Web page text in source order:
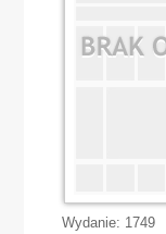
Wydanie: 1749